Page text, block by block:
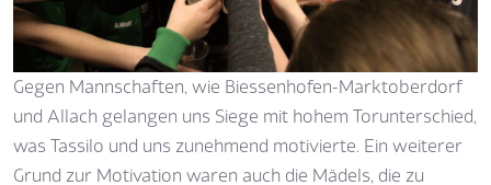
Gegen Mannschaften, wie Biessenhofen-Marktoberdorf
und Allach gelangen uns Siege mit hohem Torunterschied,
was Tassilo und uns zunehmend motivierte. Ein weiterer
Grund zur Motivation waren auch die Mädels, die zu